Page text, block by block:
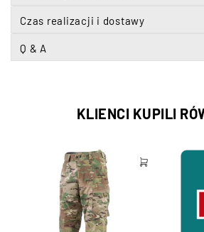
Czas realizacji i dostawy
Q & A
KLIENCI KUPILI